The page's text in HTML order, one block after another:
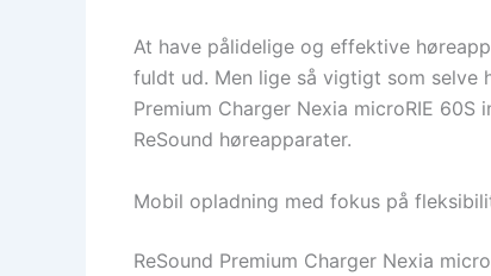
At have pålidelige og effektive
fuldt ud. Men lige så vigtigt som selve
Premium Charger Nexia microRIE
ReSound høreapparater.
Mobil opladning med fokus på
ReSound Premium Charger Nexia